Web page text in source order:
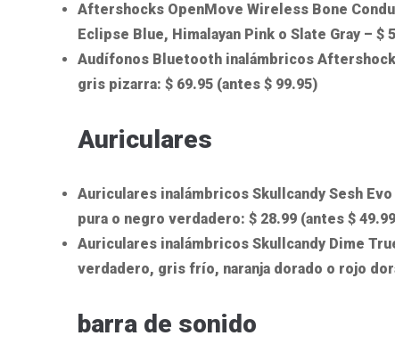
Aftershocks OpenMove Wireless Bone
Eclipse Blue, Himalayan Pink o Slate Gray – $
Audífonos Bluetooth inalámbricos
gris pizarra: $ 69.95 (antes $ 99.95)
Auriculares
Auriculares inalámbricos Skullcandy Sesh
pura o negro verdadero: $ 28.99 (antes $
Auriculares inalámbricos Skullcandy Dime
verdadero, gris frío, naranja dorado o rojo
barra de sonido